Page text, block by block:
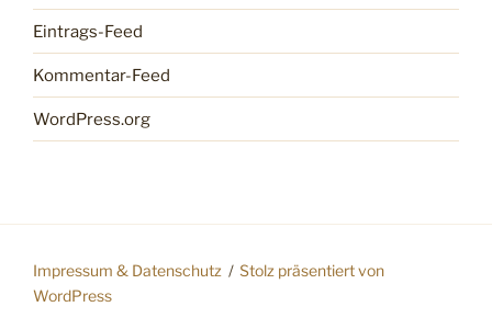
Eintrags-Feed
Kommentar-Feed
WordPress.org
Impressum & Datenschutz
Stolz präsentiert von
WordPress